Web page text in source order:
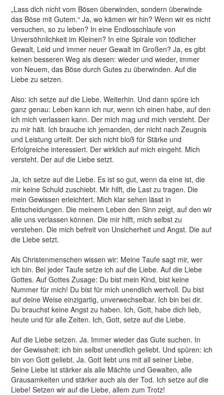
„Lass dich nicht vom Bösen überwinden, sondern überwinde
das Böse mit Gutem.“ Ja, wo kämen wir hin? Wenn wir es nicht
versuchen, so zu leben? In eine Endlosschlaufe von
Unversöhnlichkeit im Kleinen? In eine Spirale von tödlicher
Gewalt, Leid und immer neuer Gewalt im Großen? Ja, es gibt
keinen besseren Weg als diesen: wieder und wieder, immer
von Neuem, das Böse durch Gutes zu überwinden. Auf die
Liebe zu setzen.
Also: ich setze auf die Liebe. Weiterhin. Und dann spüre ich
ganz genau: Leben kann ich nur, wenn ich einen habe, auf den
ich mich verlassen kann. Der mich mag und mich versteht. Der
zu mir hält. Ich brauche ich jemanden, der nicht nach Zeugnis
und Leistung urteilt. Der sich nicht bloß für Stärke und
Erfolgreiche interessiert. Der wirklich auf mich eingeht. Mich
versteht. Der auf die Liebe setzt.
Ja, ich setze auf die Liebe. Es ist so gut, wenn da eine ist, die
mir keine Schuld zuschiebt. Mir hilft, die Last zu tragen. Die
mein Gewissen erleichtert. Mich klar sehen lässt in
Entscheidungen. Die meinem Leben den Sinn zeigt, auf den wir
alle uns verlassen können. Die mir hilft, mich selbst zu
verstehen. Die mich befreit von Unsicherheit und Angst. Die auf
die Liebe setzt.
Als Christenmenschen wissen wir: Meine Taufe sagt mir, wer
ich bin. Bei jeder Taufe setze ich auf die Liebe. Auf die Liebe
Gottes. Auf Gottes Zusage: Du bist mein Kind, bist keine
Nummer für mich! Du bist für mich unendlich wertvoll. Du bist
auf deine Weise einzigartig, unverwechselbar. Ich bin bei dir.
Du brauchst keine Angst zu haben. Ich, Gott, habe dich lieb,
heute und für alle Zeiten. Ich, Gott, setze auf die Liebe.
Auf die Liebe setzen. Ja. Immer wieder das Gute suchen. In
der Gewissheit: ich bin selbst unendlich geliebt. Und spüren: ich
bin von Gott geliebt. Ja. Gott liebt uns mit all seiner Liebe.
Seine Liebe ist stärker als alle Mächte und Gewalten, alle
Grausamkeiten und stärker auch als der Tod. Ich setze auf die
Liebe! Setzen wir auf die Liebe, allem zum Trotz!